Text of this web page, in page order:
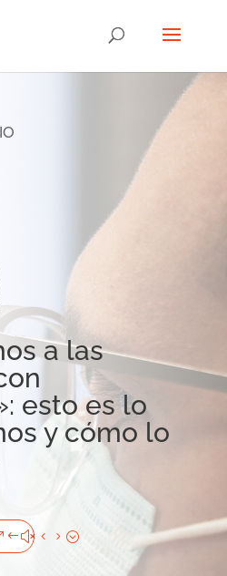
a las
esto es lo
y cómo lo